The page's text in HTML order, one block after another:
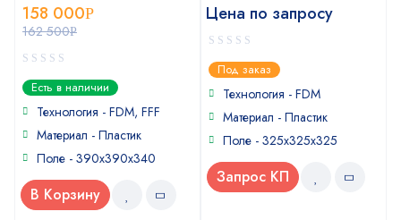
162 500Р
158 000Р
0
out
of
Есть в наличии
Технология - FDM, FFF
Материал - Пластик
Поле - 390х390х340
В Корзину
Цена по запросу
0
out
of
Под заказ
Технология - FDM
Материал - Пластик
Поле - 325х325х325
Запрос КП